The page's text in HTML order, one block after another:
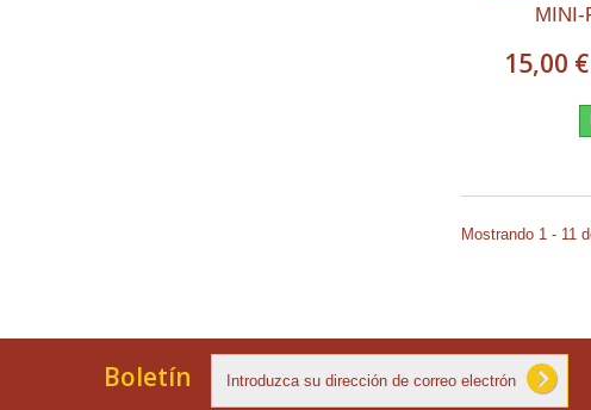
MINI-
15,00 €
Mostrando 1 - 11
Boletín